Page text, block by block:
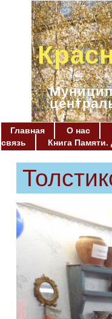
Главная О нас
связь
Книга